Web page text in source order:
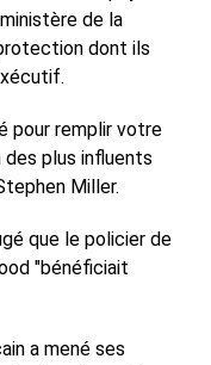
de la
dont ils
pour remplir votre
des plus influents
Miller.
que le policier de
"bénéficiait
a mené ses